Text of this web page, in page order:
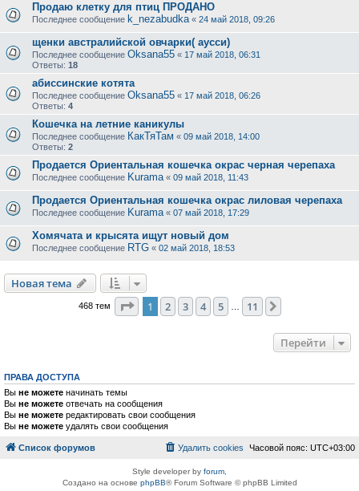
Продаю клетку для птиц ПРОДАНО
Последнее сообщение k_nezabudka « 24 май 2018, 09:26
щенки австралийской овчарки( аусси)
Последнее сообщение Oksana55 « 17 май 2018, 06:31
Ответы: 18
абиссинские котята
Последнее сообщение Oksana55 « 17 май 2018, 06:26
Ответы: 4
Кошечка на летние каникулы
Последнее сообщение КакТяТам « 09 май 2018, 14:00
Ответы: 2
Продается Ориентальная кошечка окрас черная черепаха
Последнее сообщение Kurama « 09 май 2018, 11:43
Продается Ориентальная кошечка окрас лиловая черепаха
Последнее сообщение Kurama « 07 май 2018, 17:29
Хомячата и крысята ищут новый дом
Последнее сообщение RTG « 02 май 2018, 18:53
Новая тема
468 тем Страница из 11
1 2 3 4 5 11
Перейти
ПРАВА ДОСТУПА
Вы не можете начинать темы
Вы не можете отвечать на сообщения
Вы не можете редактировать свои сообщения
Вы не можете удалять свои сообщения
Список форумов Часовой пояс: UTC+03:00
Удалить cookies
Style developer by forum
Создано на основе phpBB® Forum Software © phpBB Limited